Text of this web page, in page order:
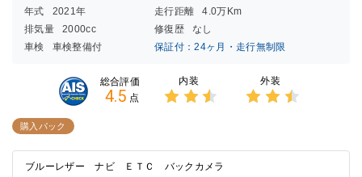
年式 2021年 走行距離
4.0万Km
排気量
2000cc 修復歴
なし
車検
車検整備付 保証付：24ヶ月・走行無制限
総合評価
4.5 点
内装 外装
購入パック
ブルーレザー ナビ ＥＴＣ バックカメラ